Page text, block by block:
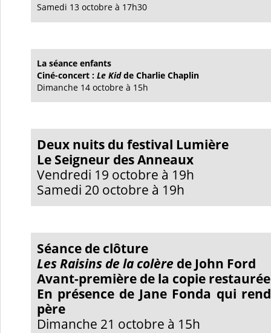
Samedi 13 octobre à 17h30
La séance enfants
Ciné-concert : Le Kidde Charlie Chaplin
Dimanche 14 octobre à 15h
Deux nuits du festival Lumière
Le Seigneur des Anneaux
Vendredi 19 octobre à 19h
Samedi 20 octobre à 19h
Séance de clôture
Les Raisins de la colère de John Ford
Avant-première de la copie
En présence de Jane Fonda qui
père
Dimanche 21 octobre à 15h